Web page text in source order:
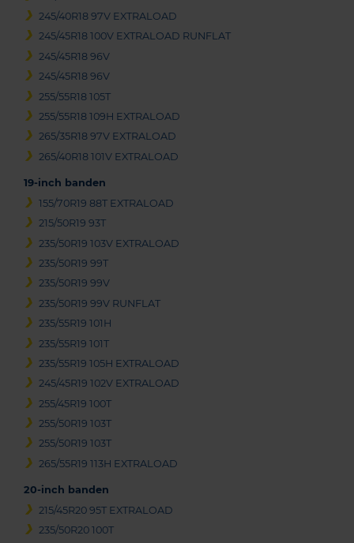
245/40R18 97V EXTRALOAD
245/45R18 100V EXTRALOAD RUNFLAT
245/45R18 96V
245/45R18 96V
255/55R18 105T
255/55R18 109H EXTRALOAD
265/35R18 97V EXTRALOAD
265/40R18 101V EXTRALOAD
19-inch banden
155/70R19 88T EXTRALOAD
215/50R19 93T
235/50R19 103V EXTRALOAD
235/50R19 99T
235/50R19 99V
235/50R19 99V RUNFLAT
235/55R19 101H
235/55R19 101T
235/55R19 105H EXTRALOAD
245/45R19 102V EXTRALOAD
255/45R19 100T
255/50R19 103T
255/50R19 103T
265/55R19 113H EXTRALOAD
20-inch banden
215/45R20 95T EXTRALOAD
235/50R20 100T